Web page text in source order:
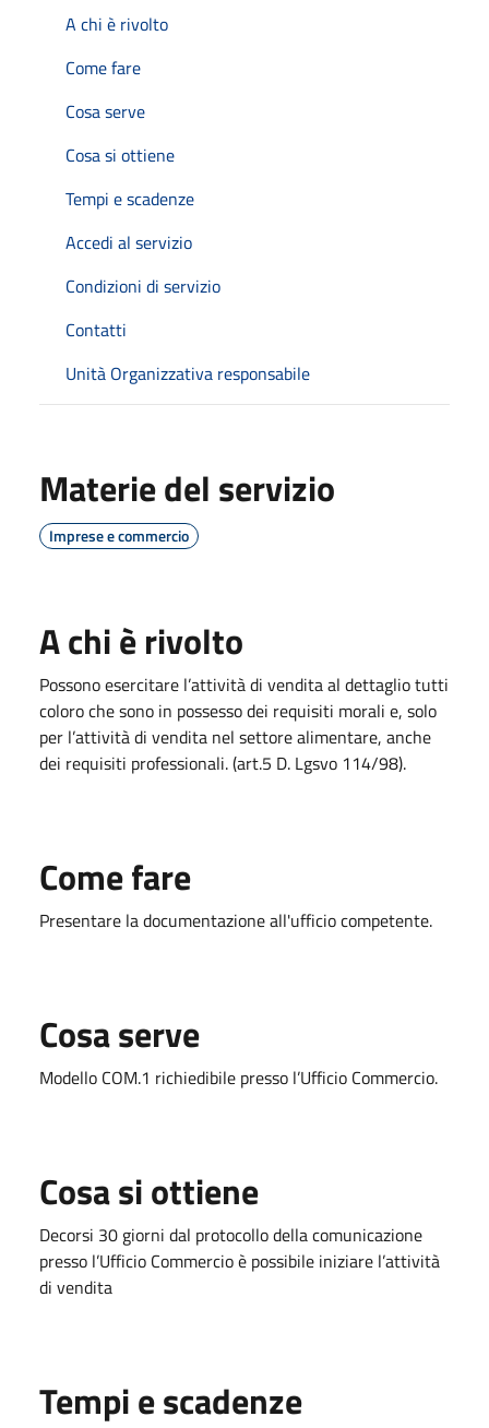
A chi è rivolto
Come fare
Cosa serve
Cosa si ottiene
Tempi e scadenze
Accedi al servizio
Condizioni di servizio
Contatti
Unità Organizzativa responsabile
Materie del servizio
Imprese e commercio
A chi è rivolto
Possono esercitare l’attività di vendita al dettaglio tutti
coloro che sono in possesso dei requisiti morali e, solo
per l’attività di vendita nel settore alimentare, anche
dei requisiti professionali. (art.5 D. Lgsvo 114/98).
Come fare
Presentare la documentazione all'ufficio competente.
Cosa serve
Modello COM.1 richiedibile presso l’Ufficio Commercio.
Cosa si ottiene
Decorsi 30 giorni dal protocollo della comunicazione
presso l’Ufficio Commercio è possibile iniziare l’attività
di vendita
Tempi e scadenze